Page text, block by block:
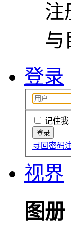
注
与
登录
记住我
寻回密码
视界
图册